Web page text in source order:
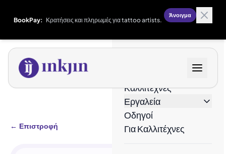
BookPay: Κρατήσεις και πληρωμές για tattoo artists.
Άνοιγμα
Καλλιτέχνες
Εργαλεία
Οδηγοί
Για Καλλιτέχνες
← Επιστροφή